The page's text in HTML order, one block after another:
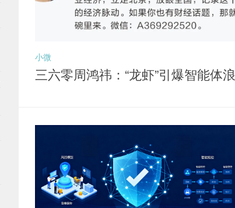
小微
三六零周鸿祎：“龙虾”引爆智能体浪